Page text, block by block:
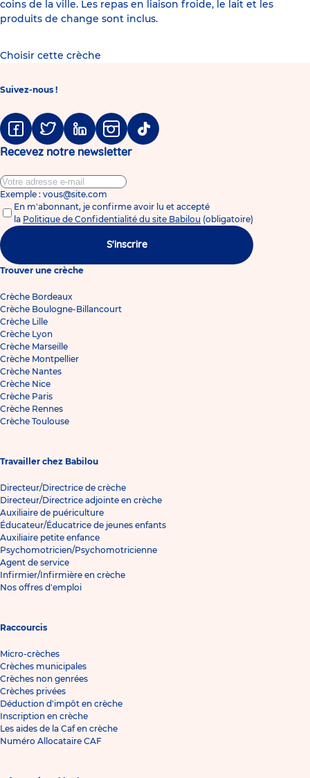
coins de la ville. Les repas en liaison froide, le lait et les
produits de change sont inclus.
Choisir cette crèche
Suivez-nous !
FacebookTwitter LinkedinInstagramTiktok
Recevez notre newsletter
Exemple : vous@site.com
En m'abonnant, je confirme avoir lu et accepté
la Politique de Confidentialité du site Babilou (obligatoire)
S'inscrire
Trouver une crèche
Crèche Bordeaux
Crèche Boulogne-Billancourt
Crèche Lille
Crèche Lyon
Crèche Marseille
Crèche Montpellier
Crèche Nantes
Crèche Nice
Crèche Paris
Crèche Rennes
Crèche Toulouse
Travailler chez Babilou
Directeur/Directrice de crèche
Directeur/Directrice adjointe en crèche
Auxiliaire de puériculture
Éducateur/Éducatrice de jeunes enfants
Auxiliaire petite enfance
Psychomotricien/Psychomotricienne
Agent de service
Infirmier/Infirmière en crèche
Nos offres d'emploi
Raccourcis
Micro-crèches
Crèches municipales
Crèches non genrées
Crèches privées
Déduction d'impôt en crèche
Inscription en crèche
Les aides de la Caf en crèche
Numéro Allocataire CAF